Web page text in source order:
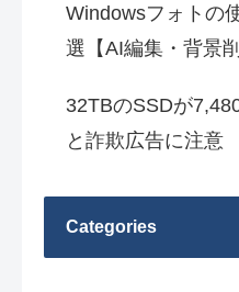
Windowsフォトの
選【AI編集・背景
32TBのSSDが
と詐欺広告に注意
Categories